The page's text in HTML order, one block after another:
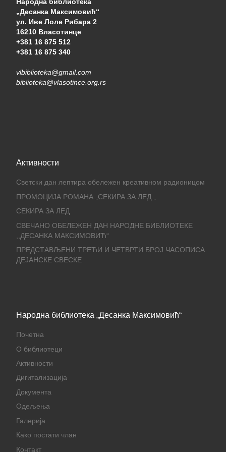
Народна библиотека
„Десанка Максимовић“
ул. Иве Лоле Рибара 2
16210 Власотинце
+381 16 875 512
+381 16 875 340
vlbiblioteka@gmail.com
biblioteka@vlasotince.org.rs
Активности
Светски дан лептира обележен креативном радионицом
ПРОМОЦИЈА РОМАНА „СЕКИРА ЗА ЛЕД „
СЕКИРА ЗА ЛЕД
СВЕЧАНО ОБЕЛЕЖЕН ДАН НАРОДНЕ БИБЛИОТЕКЕ
,,ДЕСАНКА МАКСИМОВИЋ“
ПРЕДСТАВЉЕНИ ТРЕЋИ И ЧЕТВРТИ БРОЈ ЧАСОПИСА
ДЕЈАНСКЕ СВЕСКЕ
Народна библиотека „Десанка Максимовић“
Почетна
О библиотеци
Активности
Дигитализација
Документа
Одељења
Галерија
Како постати члан
Контакт